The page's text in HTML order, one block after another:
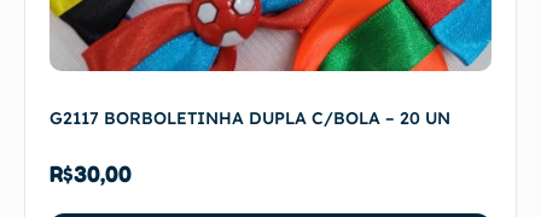
G2117 BORBOLETINHA DUPLA C/BOLA – 20 UN
R$30,00